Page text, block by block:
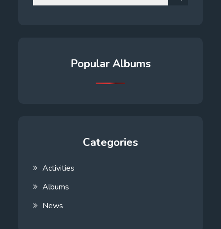
for:
Popular Albums
Categories
Activities
Albums
News